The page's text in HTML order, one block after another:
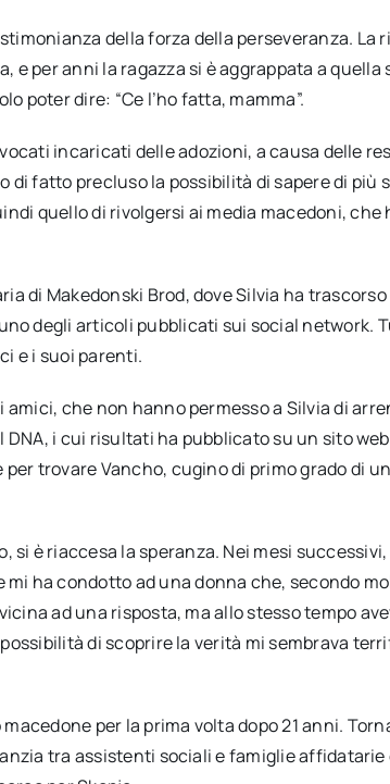
della forza della perseveranza. La
e per anni la ragazza si è aggrappata a quella
poter dire: “Ce l’ho fatta, mamma”.
incaricati delle adozioni, a causa delle
di fatto precluso la possibilità di sapere di più
quello di rivolgersi ai media macedoni,
di Makedonski Brod, dove Silvia ha
degli articoli pubblicati sui social network.
e i suoi parenti.
che non hanno permesso a Silvia di
i cui risultati ha pubblicato su un sito
trovare Vancho, cugino di primo grado di
si è riaccesa la speranza. Nei mesi
ha condotto ad una donna che, secondo
ad una risposta, ma allo stesso tempo
di scoprire la verità mi sembrava
per la prima volta dopo 21 anni.
tra assistenti sociali e famiglie